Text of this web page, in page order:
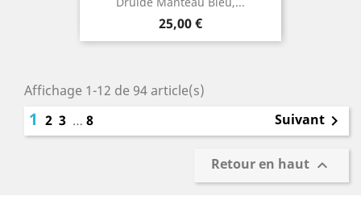
Prix
25,00 €
Affichage 1-12 de 94 article(s)
1 2 3 … 8 Suivant 
Retour en haut 